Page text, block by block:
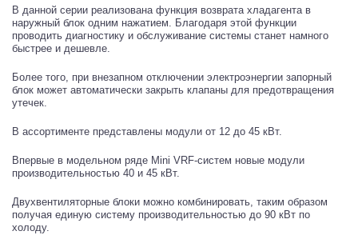
В данной серии реализована функция возврата хладагента в
наружный блок одним нажатием. Благодаря этой функции
проводить диагностику и обслуживание системы станет намного
быстрее и дешевле.
Более того, при внезапном отключении электроэнергии запорный
блок может автоматически закрыть клапаны для предотвращения
утечек.
В ассортименте представлены модули от 12 до 45 кВт.
Впервые в модельном ряде Mini VRF-систем новые модули
производительностью 40 и 45 кВт.
Двухвентиляторные блоки можно комбинировать, таким образом
получая единую систему производительностью до 90 кВт по
холоду.